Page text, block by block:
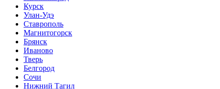
Курск
Улан-Удэ
Ставрополь
Магнитогорск
Брянск
Иваново
Тверь
Белгород
Сочи
Нижний Тагил